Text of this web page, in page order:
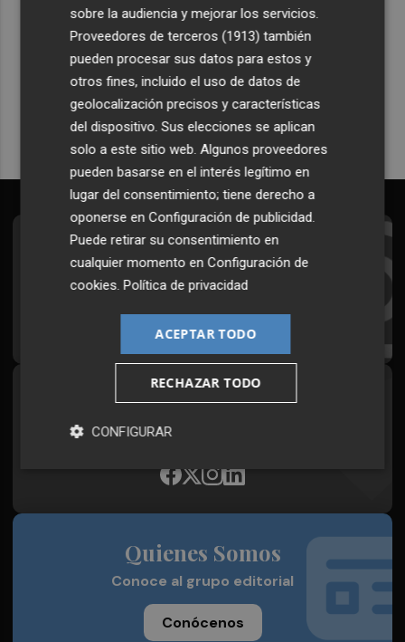
Recibe toda la actualidad de
Plaza Podcast en tu correo
Quiero suscribirme
Suscríbete al Boletín
Todos los días a primera hora en tu email
Síguenos en redes
Plaza Podcast, desde cualquier medio
Quienes Somos
Conoce al grupo editorial
Conócenos
sobre la audiencia y mejorar los servicios.
Proveedores de terceros (1913) también
pueden procesar sus datos para estos y
otros fines, incluido el uso de datos de
geolocalización precisos y características
del dispositivo. Sus elecciones se aplican
solo a este sitio web. Algunos proveedores
pueden basarse en el interés legítimo en
lugar del consentimiento; tiene derecho a
oponerse enConfiguración de publicidad.
Puede retirar su consentimiento en
cualquier momento enConfiguración de
cookies.Política de privacidad
ACEPTAR TODO
RECHAZAR TODO
CONFIGURAR